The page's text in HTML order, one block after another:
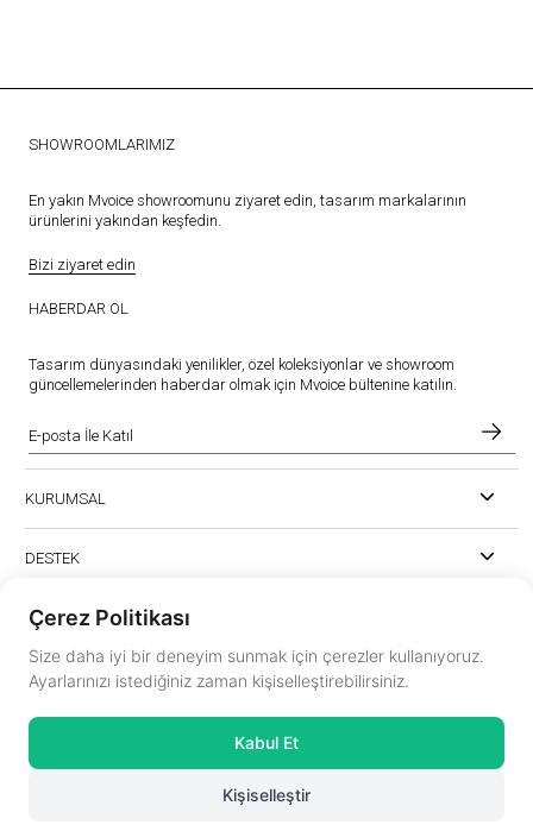
SHOWROOMLARIMIZ
En yakın Mvoice showroomunu ziyaret edin, tasarım markalarının
ürünlerini yakından keşfedin.
Bizi ziyaret edin
HABERDAR OL
Tasarım dünyasındaki yenilikler, özel koleksiyonlar ve showroom
güncellemelerinden haberdar olmak için Mvoice bültenine katılın.
KURUMSAL
DESTEK
instagram.com/mvoiceinterior
mvoice@mvoicemobilya.com
Çerez Politikası
Size daha iyi bir deneyim sunmak için çerezler kullanıyoruz.
Ayarlarınızı istediğiniz zaman kişiselleştirebilirsiniz.
Kabul Et
Kişiselleştir